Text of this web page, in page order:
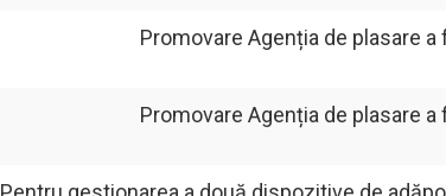
Promovare Agenția de plasare
Promovare Agenția de plasare